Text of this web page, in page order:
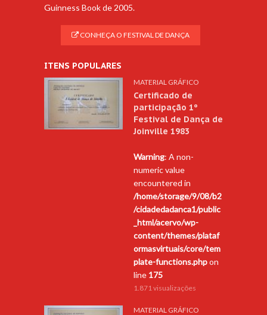
Guinness Book de 2005.
CONHEÇA O FESTIVAL DE DANÇA
ITENS POPULARES
MATERIAL GRÁFICO
Certificado de
participação 1º
Festival de Dança de
Joinville 1983
Warning: A non-
numeric value
encountered in
/home/storage/9/08/b2
/cidadedadanca1/public
_html/acervo/wp-
content/themes/plataf
ormasvirtuais/core/tem
plate-functions.phpon
line 175
1.871 visualizações
MATERIAL GRÁFICO